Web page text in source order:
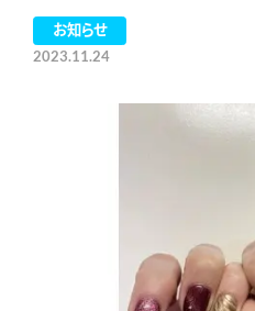
お知らせ
2023.11.24